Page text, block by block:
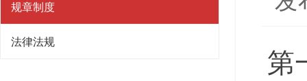
规章制度
法律法规
第